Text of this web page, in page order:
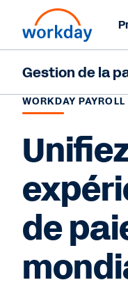
Gestion de la
WORKDAY
de